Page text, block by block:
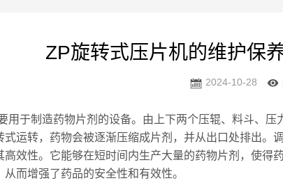
ZP旋转式压片机的维护保
2024-10-28
用于制造药物片剂的设备。由上下两个压辊、料斗、
运转，药物会被逐渐压缩成片剂，并从出口处排出。
性。它能够在短时间内生产大量的药物片剂，使得
而增强了药品的安全性和有效性。